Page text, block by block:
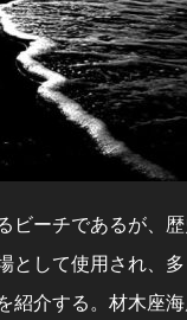
ビーチであるが、
として使用され、
紹介する。材木座